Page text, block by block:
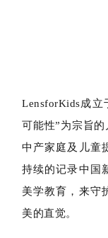
LensforKids成立
可能性”为宗旨
中产家庭及儿童
持续的记录中国
美学教育，来守
美的直觉。